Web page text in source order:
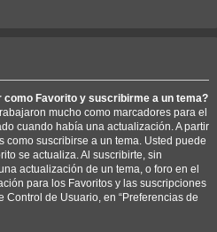
como Favorito y suscribirme a un tema?
mucho como marcadores para el
cuando había una actualización. A partir
como suscribirse a un tema. Usted puede
se actualiza. Al suscribirte, sin
actualización de un tema, o foro en el
para los Favoritos y las suscripciones
de Usuario, en “Preferencias de